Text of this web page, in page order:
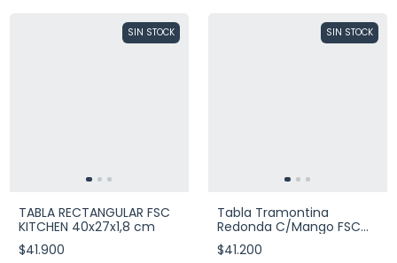
SIN STOCK
TABLA RECTANGULAR FSC
KITCHEN 40x27x1,8 cm
$41.900
SIN STOCK
Tabla Tramontina
Redonda C/Mango FSC
Kitchen 40x30x1,8 cm
$41.200